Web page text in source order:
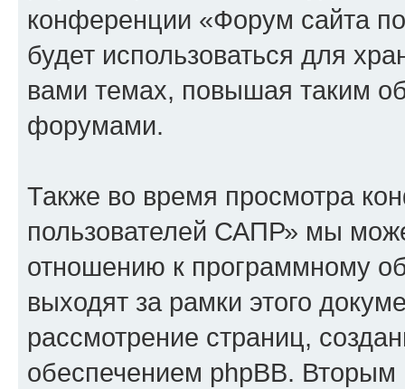
конференции «Форум сайта
будет использоваться для
вами темах, повышая таким
форумами.
Также во время просмотра
пользователей САПР» мы
отношению к программному
выходят за рамки этого
рассмотрение страниц,
обеспечением phpBB.